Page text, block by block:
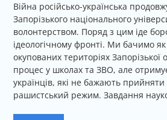
Війна російсько-українська
Запорізького національного
волонтерством. Поряд з цим іде
ідеологічному фронті. Ми бачимо
окупованих територіях Запорізької
процес у школах та ЗВО, але
українців, які не бажають
рашистський режим. Завдання